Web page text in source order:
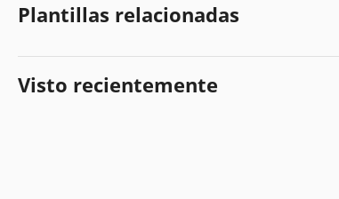
Plantillas relacionadas
Visto recientemente